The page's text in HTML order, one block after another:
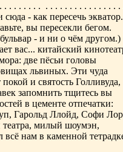
. . . . . . . . . . . . . . . . . . . . . . . .
- как пересечь экватор.
вы пересекли бегом.
- и ни о чём другом.)
вас... китайский
две пёсьи головы
львиных. Эти чуда
и святость Голливуда,
запомнить тщитесь вы
в цементе отпечатки:
Гарольд Ллойд, Софи
театра, милый шоумэн,
всё нам в каменной